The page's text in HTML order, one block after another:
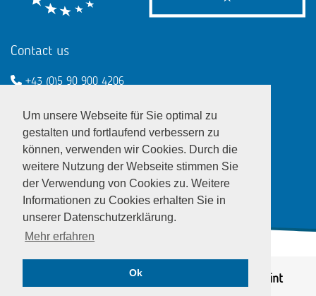
Um unsere Webseite für Sie optimal zu
gestalten und fortlaufend verbessern zu
können, verwenden wir Cookies. Durch die
weitere Nutzung der Webseite stimmen Sie
der Verwendung von Cookies zu. Weitere
Informationen zu Cookies erhalten Sie in
unserer Datenschutzerklärung.
Mehr erfahren
Ok
Contact us
+43 (0)5 90 900 4206
Enterprise Europe Network - EU
LinkedInTwitterYoutubeFacebook
© EEN Austria 2026 Imprint